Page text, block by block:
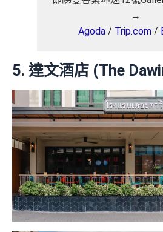
→
Agoda/ Trip.com/
5. 達文酒店 (The